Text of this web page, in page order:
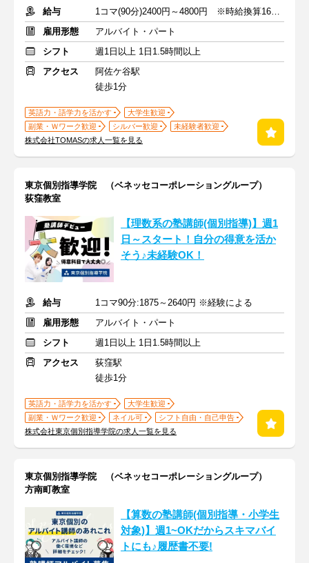
給与
1コマ(90分)2400円～4800円 ※時給換算1600円～3200円
雇用形態
アルバイト・パート
シフト
週1日以上 1日1.5時間以上
アクセス
阿佐ケ谷駅
徒歩1分
英語力・語学力を活かす
大学生歓迎
副業・Ｗワーク歓迎
シルバー歓迎
未経験者歓迎
株式会社TOMASの求人一覧を見る
東京個別指導学院 （ベネッセコーポレーショングループ）
荻窪教室
【理数系の塾講師(個別指導)】週1
日～スタート！自分の得意を活か
そう♪未経験OK！
給与
1コマ90分:1875～2640円 ※経験による
雇用形態
アルバイト・パート
シフト
週1日以上 1日1.5時間以上
アクセス
荻窪駅
徒歩1分
英語力・語学力を活かす
大学生歓迎
副業・Ｗワーク歓迎
ネイル可
シフト自由・自己申告
株式会社東京個別指導学院の求人一覧を見る
東京個別指導学院 （ベネッセコーポレーショングループ）
方南町教室
【算数の塾講師(個別指導・小学生
対象)】週1~OKだからスキマバイ
トにも♪履歴書不要!